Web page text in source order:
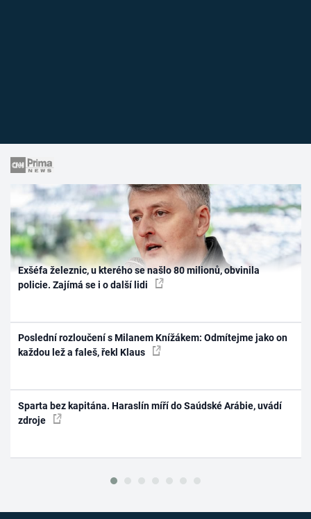
Exšéfa železnic, u kterého se našlo 80 milionů, obvinila
policie. Zajímá se i o další lidi
Poslední rozloučení s Milanem Knížákem: Odmítejme jako on
každou lež a faleš, řekl Klaus
Sparta bez kapitána. Haraslín míří do Saúdské Arábie, uvádí
zdroje